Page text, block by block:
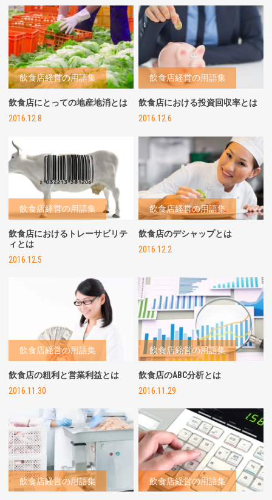
飲食店経営の用語集
飲食店にとっての地産地消とは
2016.12.8
飲食店経営の用語集
飲食店における投資回収率とは
2016.12.6
飲食店経営の用語集
飲食店におけるトレーサビリテ
ィとは
2016.12.5
飲食店経営の用語集
飲食店のデシャップとは
2016.12.2
飲食店経営の用語集
飲食店の粗利と営業利益とは
2016.11.30
飲食店経営の用語集
飲食店のABC分析とは
2016.11.29
飲食店経営の用語集 飲食店経営の用語集